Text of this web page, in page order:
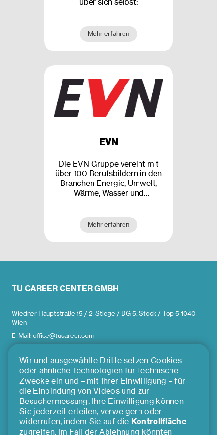
Mehr erfahren
EVN
Die EVN Gruppe vereint mit
über 100 Berufsbildern in den
Branchen Energie, Umwelt,
Wärme, Wasser und
Aufgaben und Jobs. Wir
sichern damit die
Lebensqualität von rund 4,8
versprechen unseren
Sinn und Verantwortung.
Dafür bieten wir ein
attraktives Arbeitsumfeld,
moderne Arbeitswelten und
Herausforderungen im Team.
Mehr erfahren
TU CAREER CENTER GMBH
Wiedner Hauptstraße 15 / 2. Stiege / DG 5. Stock / Top 5 1040
Wien
E-Mail: office@tucareer.com
ÜBER UNS
Team
Impressum
Presse
Kooperationspartner*innen
Wir und ausgewählte Dritte setzen Cookies
oder ähnliche Technologien für technische
Zwecke ein und – mit Ihrer Einwilligung – für
die Einbindung von Videos und zur
Besuchermessung. Ihre Einwilligung können
Sie jederzeit erteilen, verweigern oder
widerrufen, indem Sie auf die Kontrollfläche
zugreifen. Im Fall der Ablehnung könnten